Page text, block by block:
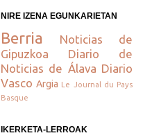
NIRE IZENA EGUNKARIETAN
Berria
Noticias de
Gipuzkoa
Diario de
Noticias de Álava Diario
Vasco Argia
Le Journal du Pays
Basque
IKERKETA-LERROAK